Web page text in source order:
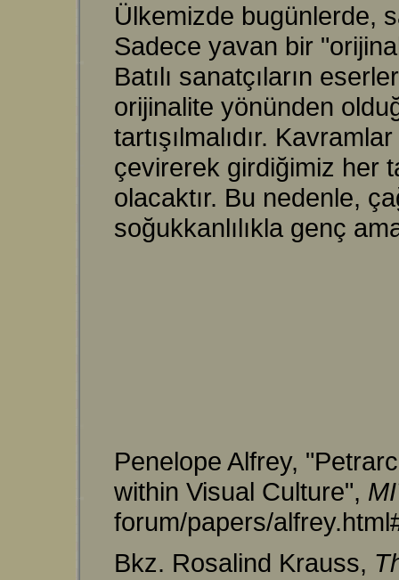
Ülkemizde bugünlerde,
Sadece yavan bir
Batılı sanatçıların
orijinalite yönünden
tartışılmalıdır.
çevirerek girdiğimiz her
olacaktır. Bu nedenle,
soğukkanlılıkla genç
Penelope Alfrey,
within Visual Culture",
forum/papers/
Bkz. Rosalind Krauss,